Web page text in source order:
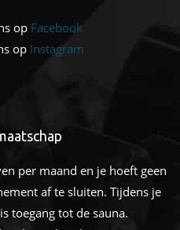
op Facebook
op Instagram
per maand en je hoeft geen
af te sluiten. Tijdens je
toegang tot de sauna.